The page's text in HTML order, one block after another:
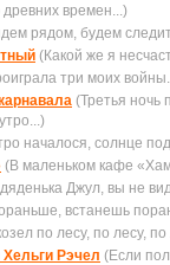
времен...)
рядом, будем
(Какой же я
три моих
(Третья ночь
началося, солнце
(В маленьком кафе
Джул, вы не
встанешь
по лесу, по лесу, по
Рэчел (Если